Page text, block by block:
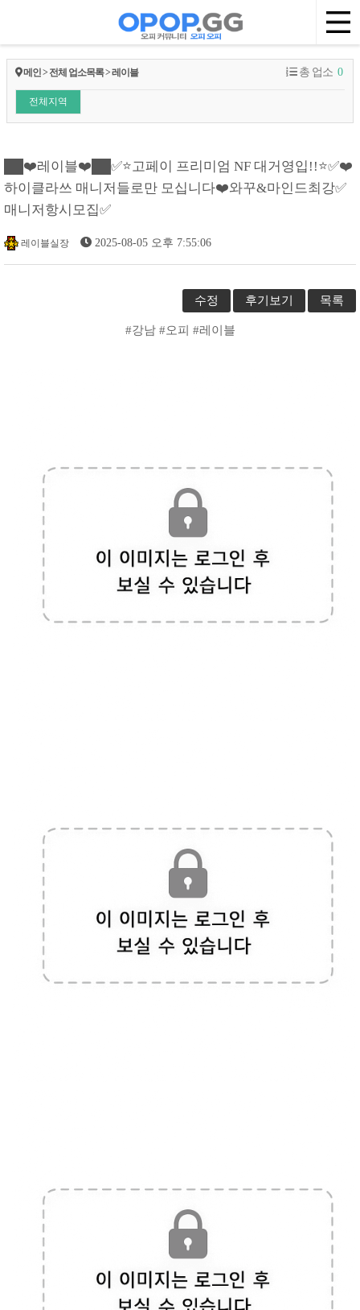
메인 > 전체 업소목록 > 레이블 총 업소 0
전체지역
██❤️레이블❤️██✅⭐고페이 프리미엄 NF 대거영입!!⭐✅❤️
하이클라쓰 매니저들로만 모십니다❤️와꾸&마인드최강✅
매니저항시모집✅
레이블실장 2025-08-05 오후 7:55:06
목록
후기보기
수정
#강남 #오피 #레이블